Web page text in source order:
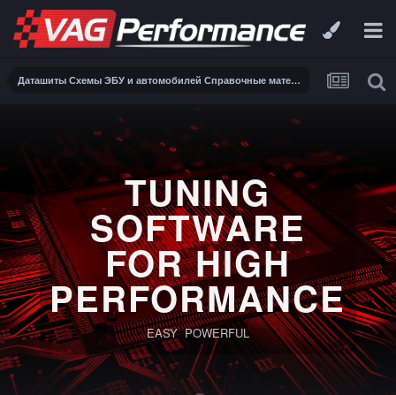
Даташиты Схемы ЭБУ и автомобилей Справочные материалы, инструкции, описания, книги Заказ и поиск схем ЭБУ и автомобилей
TUNING
SOFTWARE
FOR HIGH
PERFORMANCE
EASY POWERFUL